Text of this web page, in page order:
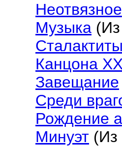
Неотвязное
Музыка
Сталактиты
Канцона
Завещание
Среди
Рождение
Минуэт